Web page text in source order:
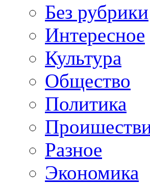
Без рубрики
Интересное
Культура
Общество
Политика
Разное
Экономика